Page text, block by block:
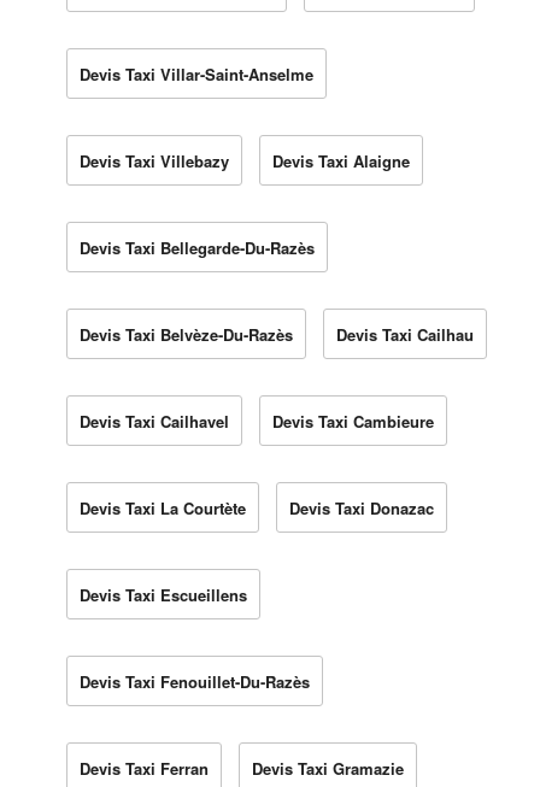
Devis Taxi Villar-Saint-Anselme
Devis Taxi Villebazy Devis Taxi Alaigne
Devis Taxi Bellegarde-Du-Razès
Devis Taxi Belvèze-Du-Razès Devis Taxi Cailhau
Devis Taxi Cailhavel Devis Taxi Cambieure
Devis Taxi La Courtète Devis Taxi Donazac
Devis Taxi Escueillens
Devis Taxi Fenouillet-Du-Razès
Devis Taxi Ferran Devis Taxi Gramazie